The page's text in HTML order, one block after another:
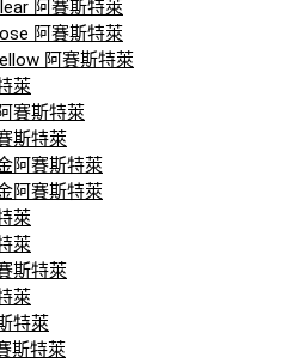
阿賽斯特萊
阿賽斯特萊
阿賽斯特萊
萊
賽斯特萊
斯特萊
阿賽斯特萊
阿賽斯特萊
萊
萊
斯特萊
萊
特萊
斯特萊